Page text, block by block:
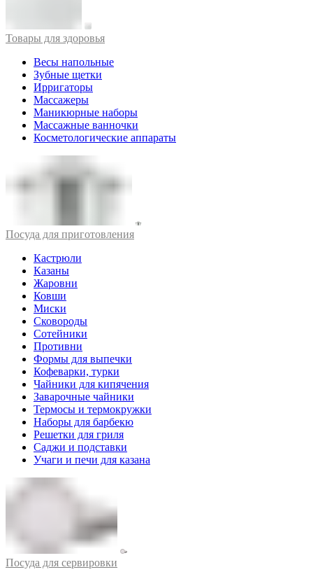
Товары для здоровья
Весы напольные
Зубные щетки
Ирригаторы
Массажеры
Маникюрные наборы
Массажные ванночки
Косметологические аппараты
Посуда для приготовления
Кастрюли
Казаны
Жаровни
Ковши
Миски
Сковороды
Сотейники
Противни
Формы для выпечки
Кофеварки, турки
Чайники для кипячения
Заварочные чайники
Термосы и термокружки
Наборы для барбекю
Решетки для гриля
Саджи и подставки
Учаги и печи для казана
Посуда для сервировки